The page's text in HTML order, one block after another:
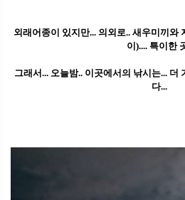
외래어종이 있지만... 의외로.. 새우미끼와
이).... 특이한
그래서... 오늘밤.. 이곳에서의 낚시는... 더
다...